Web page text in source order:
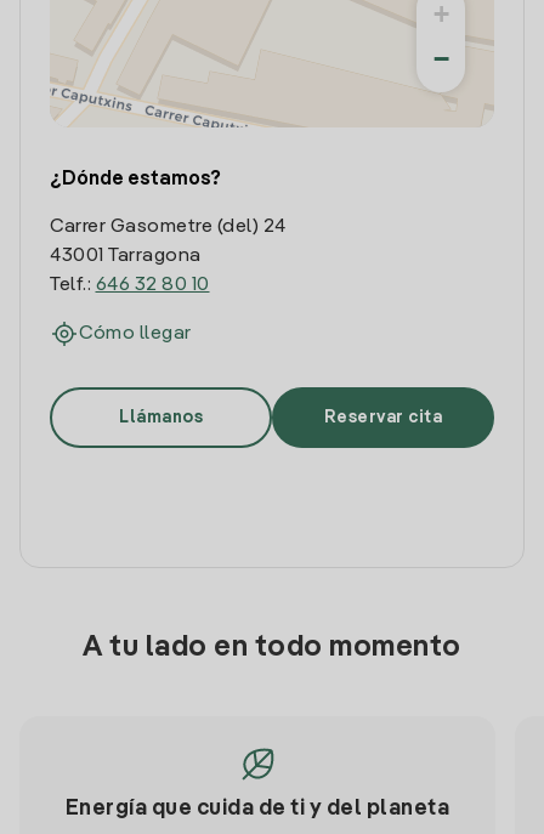
+
−
¿Dónde estamos?
Carrer Gasometre (del) 24
43001 Tarragona
Telf.: 646 32 80 10
Cómo llegar
Llámanos Reservar cita
A tu lado en todo momento
Energía que cuida de ti y del planeta